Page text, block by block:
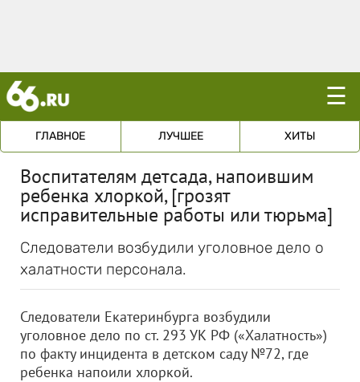
☰
ГЛАВНОЕ ЛУЧШЕЕ ХИТЫ
Воспитателям детсада, напоившим
ребенка хлоркой, [грозят
исправительные работы или тюрьма]
Следователи возбудили уголовное дело о
халатности персонала.
Следователи Екатеринбурга возбудили
уголовное дело по ст. 293 УК РФ («Халатность»)
по факту инцидента в детском саду №72, где
ребенка напоили хлоркой.